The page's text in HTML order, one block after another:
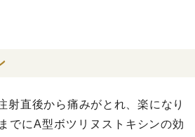
直後から痛みがとれ、楽になり
でにA型ボツリヌストキシンの効